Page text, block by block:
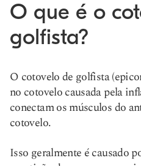
O que é o
golfista?
O cotovelo de golfista
no cotovelo causada pela
conectam os músculos do
cotovelo.
Isso geralmente é causado